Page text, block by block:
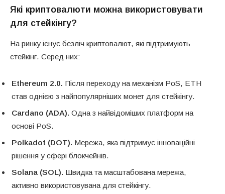
Які криптовалюти можна використовувати
для стейкінгу?
На ринку існує безліч криптовалют, які підтримують
стейкінг. Серед них:
Ethereum 2.0. Після переходу на механізм PoS, ETH
став однією з найпопулярніших монет для стейкінгу.
Cardano (ADA). Одна з найвідоміших платформ на
основі PoS.
Polkadot (DOT). Мережа, яка підтримує інноваційні
рішення у сфері блокчейнів.
Solana (SOL). Швидка та масштабована мережа,
активно використовувана для стейкінгу.